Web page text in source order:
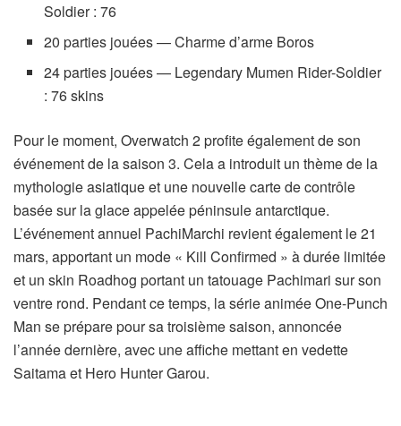
Soldier : 76
20 parties jouées — Charme d’arme Boros
24 parties jouées — Legendary Mumen Rider-Soldier
: 76 skins
Pour le moment, Overwatch 2 profite également de son
événement de la saison 3. Cela a introduit un thème de la
mythologie asiatique et une nouvelle carte de contrôle
basée sur la glace appelée péninsule antarctique.
L’événement annuel PachiMarchi revient également le 21
mars, apportant un mode « Kill Confirmed » à durée limitée
et un skin Roadhog portant un tatouage Pachimari sur son
ventre rond. Pendant ce temps, la série animée One-Punch
Man se prépare pour sa troisième saison, annoncée
l’année dernière, avec une affiche mettant en vedette
Saitama et Hero Hunter Garou.